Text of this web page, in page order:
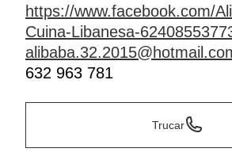
https://www.facebook.com/
Cuina-Libanesa-
632 963 781
Trucar